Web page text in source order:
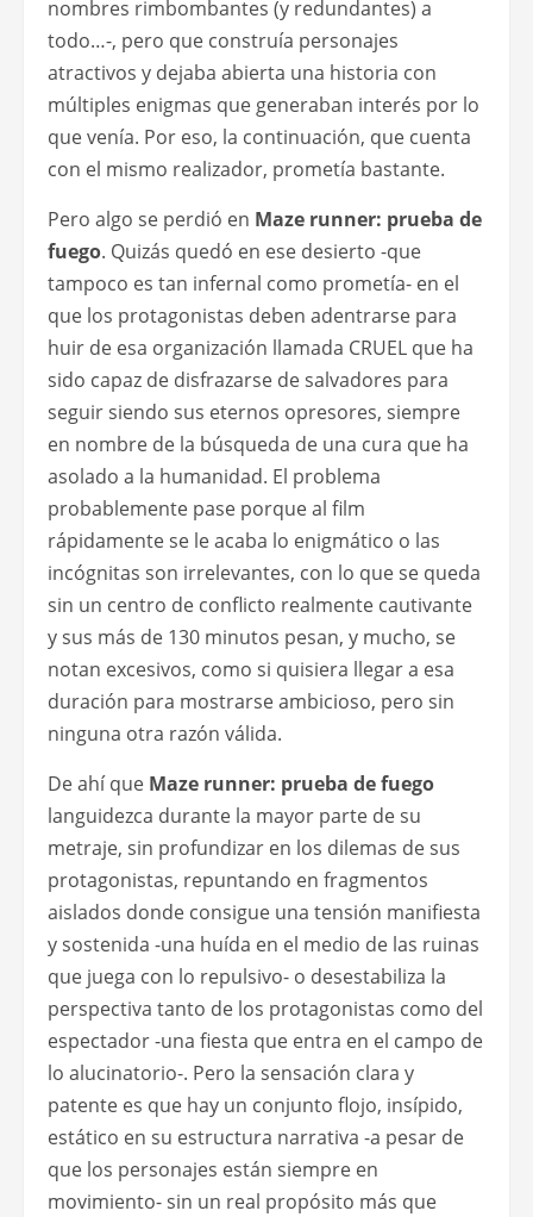
nombres rimbombantes (y redundantes) a
todo…-, pero que construía personajes
atractivos y dejaba abierta una historia con
múltiples enigmas que generaban interés por lo
que venía. Por eso, la continuación, que cuenta
con el mismo realizador, prometía bastante.
Pero algo se perdió en Maze runner: prueba de
fuego. Quizás quedó en ese desierto -que
tampoco es tan infernal como prometía- en el
que los protagonistas deben adentrarse para
huir de esa organización llamada CRUEL que ha
sido capaz de disfrazarse de salvadores para
seguir siendo sus eternos opresores, siempre
en nombre de la búsqueda de una cura que ha
asolado a la humanidad. El problema
probablemente pase porque al film
rápidamente se le acaba lo enigmático o las
incógnitas son irrelevantes, con lo que se queda
sin un centro de conflicto realmente cautivante
y sus más de 130 minutos pesan, y mucho, se
notan excesivos, como si quisiera llegar a esa
duración para mostrarse ambicioso, pero sin
ninguna otra razón válida.
De ahí que Maze runner: prueba de fuego
languidezca durante la mayor parte de su
metraje, sin profundizar en los dilemas de sus
protagonistas, repuntando en fragmentos
aislados donde consigue una tensión manifiesta
y sostenida -una huída en el medio de las ruinas
que juega con lo repulsivo- o desestabiliza la
perspectiva tanto de los protagonistas como del
espectador -una fiesta que entra en el campo de
lo alucinatorio-. Pero la sensación clara y
patente es que hay un conjunto flojo, insípido,
estático en su estructura narrativa -a pesar de
que los personajes están siempre en
movimiento- sin un real propósito más que